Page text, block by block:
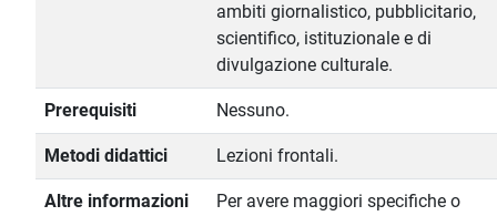
ambiti giornalistico, pubblicitario,
scientifico, istituzionale e di
divulgazione culturale.
Prerequisiti Nessuno.
Metodi didattici Lezioni frontali.
Altre informazioni
Per avere maggiori specifiche o